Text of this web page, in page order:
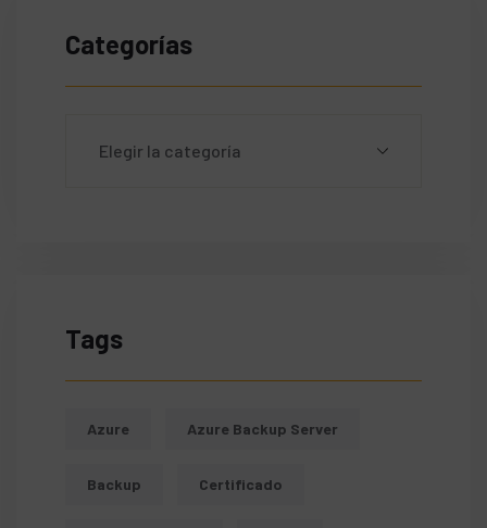
Categorías
Tags
Azure Azure Backup Server
Backup Certificado